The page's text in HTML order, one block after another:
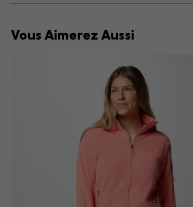
Vous Aimerez Aussi